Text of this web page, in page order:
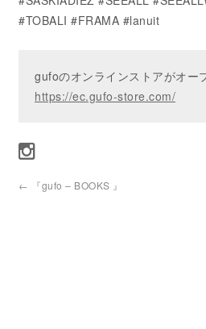
#TOBALI #FRAMA #lanuit
gufoのオンラインストアがオー
https://ec.gufo-store.com/
← 『gufo – BOOKS 』